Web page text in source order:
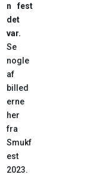
n fest
det
var.
Se
nogle
af
billed
erne
her
fra
Smukf
est
2023.